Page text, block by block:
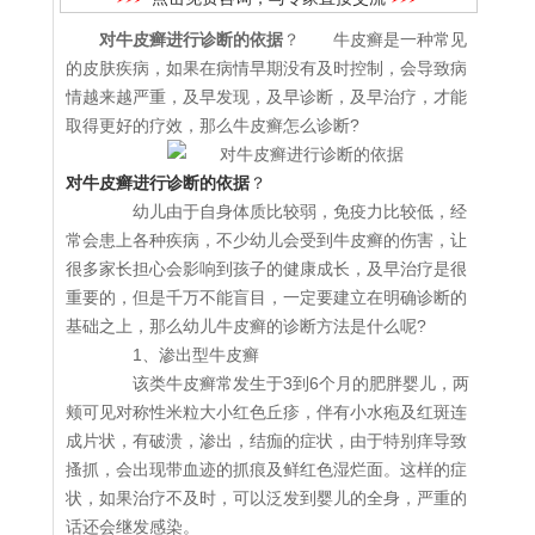
对牛皮癣进行诊断的依据 ？ 牛皮癣是一种常见
的皮肤疾病，如果在病情早期没有及时控制，会导致病
情越来越严重，及早发现，及早诊断，及早治疗，才能
取得更好的疗效，那么牛皮癣怎么诊断?
对牛皮癣进行诊断的依据 ？
幼儿由于自身体质比较弱，免疫力比较低，经
常会患上各种疾病，不少幼儿会受到牛皮癣的伤害，让
很多家长担心会影响到孩子的健康成长，及早治疗是很
重要的，但是千万不能盲目，一定要建立在明确诊断的
基础之上，那么幼儿牛皮癣的诊断方法是什么呢?
1、渗出型牛皮癣
该类牛皮癣常发生于3到6个月的肥胖婴儿，两
颊可见对称性米粒大小红色丘疹，伴有小水疱及红斑连
成片状，有破溃，渗出，结痂的症状，由于特别痒导致
搔抓，会出现带血迹的抓痕及鲜红色湿烂面。这样的症
状，如果治疗不及时，可以泛发到婴儿的全身，严重的
话还会继发感染。